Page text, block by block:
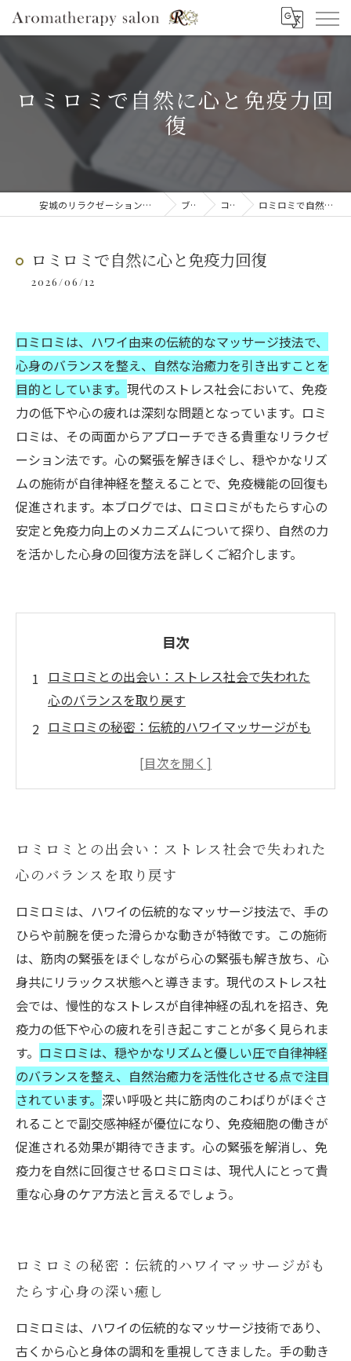
ロミロミで自然に心と免疫力回
復
安城のリラクゼーションならAromatherapy salon R ブログ コラム ロミロミで自然に心と免疫力回復
ロミロミで自然に心と免疫力回復
2026/06/12
ロミロミは、ハワイ由来の伝統的なマッサージ技法で、
心身のバランスを整え、自然な治癒力を引き出すことを
目的としています。 現代のストレス社会において、免疫
力の低下や心の疲れは深刻な問題となっています。ロミ
ロミは、その両面からアプローチできる貴重なリラクゼ
ーション法です。心の緊張を解きほぐし、穏やかなリズ
ムの施術が自律神経を整えることで、免疫機能の回復も
促進されます。本ブログでは、ロミロミがもたらす心の
安定と免疫力向上のメカニズムについて探り、自然の力
を活かした心身の回復方法を詳しくご紹介します。
目次
ロミロミとの出会い：ストレス社会で失われた
心のバランスを取り戻す
ロミロミの秘密：伝統的ハワイマッサージがも
自律神経と免疫力の関係を理解する：ロミロミ
与える影響とは？
ロミロミがもたらす奇跡：自然な力で免疫力と
心の回復を叶える
心と身体を繋ぐ癒しの技法：なぜロミロミが現
代人に必要なのか
まとめ：ロミロミで自然に心と免疫力を回復す
る最善の方法
ロミロミとの出会い：ストレス社会で失われた
心のバランスを取り戻す
ロミロミは、ハワイの伝統的なマッサージ技法で、手の
ひらや前腕を使った滑らかな動きが特徴です。この施術
は、筋肉の緊張をほぐしながら心の緊張も解き放ち、心
身共にリラックス状態へと導きます。現代のストレス社
会では、慢性的なストレスが自律神経の乱れを招き、免
疫力の低下や心の疲れを引き起こすことが多く見られま
す。 ロミロミは、穏やかなリズムと優しい圧で自律神経
のバランスを整え、自然治癒力を活性化させる点で注目
されています。 深い呼吸と共に筋肉のこわばりがほぐさ
れることで副交感神経が優位になり、免疫細胞の働きが
促進される効果が期待できます。心の緊張を解消し、免
疫力を自然に回復させるロミロミは、現代人にとって貴
重な心身のケア方法と言えるでしょう。
ロミロミの秘密：伝統的ハワイマッサージがも
たらす心身の深い癒し
ロミロミは、ハワイの伝統的なマッサージ技術であり、
古くから心と身体の調和を重視してきました。手の動き